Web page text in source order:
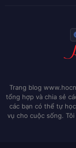
Trang blog
tổng hợp và chia sẻ
các bạn có thể tự
vụ cho cuộc sống.